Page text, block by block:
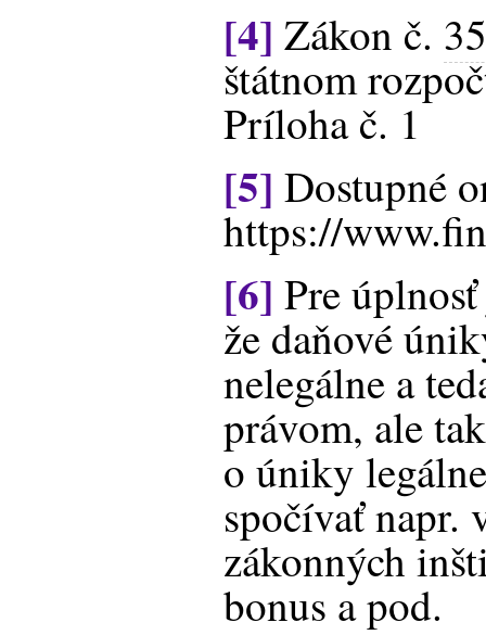
[4] Zákon č.
štátnom
Príloha č. 1
[5] Dostupné
https://
[6] Pre
že daňové
nelegálne a
právom, ale
o úniky
spočívať
zákonných
bonus a pod.